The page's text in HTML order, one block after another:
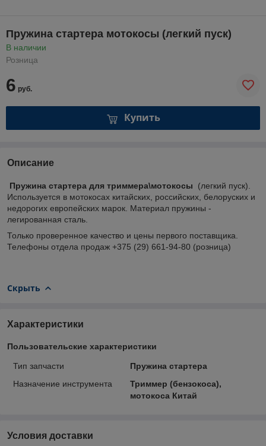
Пружина стартера мотокосы (легкий пуск)
В наличии
Розница
6 руб.
Купить
Описание
Пружина стартера для триммера\мотокосы (легкий пуск).
Используется в мотокосах китайских, российских, белоруских и
недорогих европейских марок. Материал пружины -
легированная сталь.
Только проверенное качество и цены первого поставщика.
Телефоны отдела продаж +375 (29) 661-94-80 (розница)
Скрыть
Характеристики
Пользовательские характеристики
Тип запчасти
Пружина стартера
Назначение инструмента
Триммер (бензокоса),
мотокоса Китай
Условия доставки